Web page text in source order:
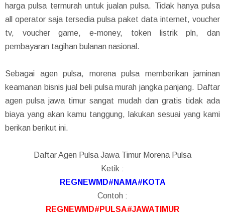
harga pulsa termurah untuk jualan pulsa. Tidak hanya pulsa
all operator saja tersedia pulsa paket data internet, voucher
tv, voucher game, e-money, token listrik pln, dan
pembayaran tagihan bulanan nasional.
Sebagai agen pulsa, morena pulsa memberikan jaminan
keamanan bisnis jual beli pulsa murah jangka panjang. Daftar
agen pulsa jawa timur sangat mudah dan gratis tidak ada
biaya yang akan kamu tanggung, lakukan sesuai yang kami
berikan berikut ini.
Daftar Agen Pulsa Jawa Timur Morena Pulsa
Ketik :
REGNEWMD#NAMA#KOTA
Contoh :
REGNEWMD#PULSA#JAWATIMUR